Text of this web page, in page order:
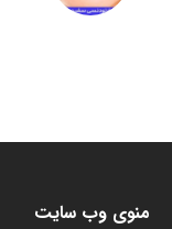
منوی وب سایت